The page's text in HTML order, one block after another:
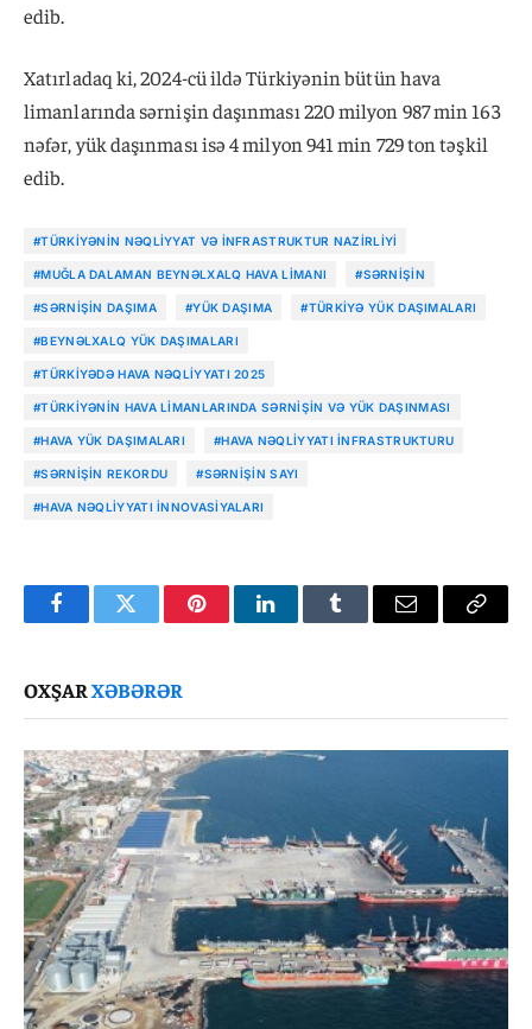
edib.
Xatırladaq ki, 2024-cü ildə Türkiyənin bütün hava
limanlarında sərnişin daşınması 220 milyon 987 min 163
nəfər, yük daşınması isə 4 milyon 941 min 729 ton təşkil
edib.
#TÜRKIYƏNIN NƏQLIYYAT VƏ İNFRASTRUKTUR NAZIRLIYI
#MUĞLA DALAMAN BEYNƏLXALQ HAVA LIMANI #SƏRNIŞIN
#SƏRNIŞIN DAŞIMA #YÜK DAŞIMA #TÜRKIYƏ YÜK DAŞIMALARI
#BEYNƏLXALQ YÜK DAŞIMALARI
#TÜRKIYƏDƏ HAVA NƏQLIYYATI 2025
#TÜRKIYƏNIN HAVA LIMANLARINDA SƏRNIŞIN VƏ YÜK DAŞINMASI
#HAVA YÜK DAŞIMALARI #HAVA NƏQLIYYATI INFRASTRUKTURU
#SƏRNIŞIN REKORDU #SƏRNIŞIN SAYI
#HAVA NƏQLIYYATI INNOVASIYALARI
FacebookTwitter PinterestLinkedInTumblr Email
Copy
OXŞARXƏBƏRƏR